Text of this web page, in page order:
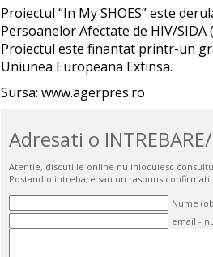
Proiectul “In My SHOES” este
Persoanelor Afectate de HIV/SIDA
Proiectul este finantat printr-un
Uniunea Europeana Extinsa.
Sursa: www.agerpres.ro
Adresati o
Atentie, discutiile online nu inlocuiesc
Postand o intrebare sau un raspuns
Nume
email -